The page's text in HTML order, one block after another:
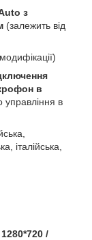
з
(залежить від
в
управління в
італійська,
/